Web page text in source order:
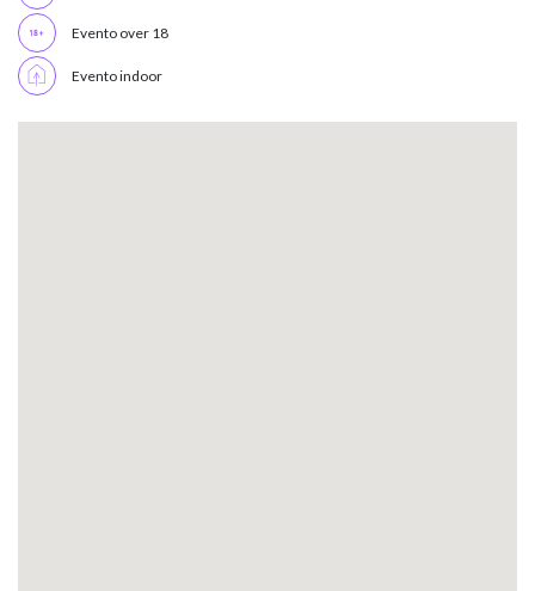
Evento over 18
Evento indoor